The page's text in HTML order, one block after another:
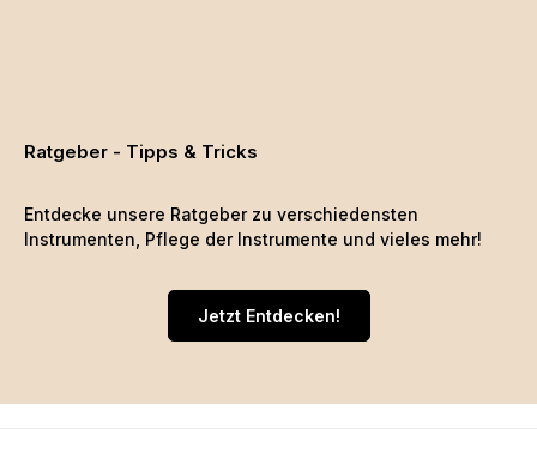
Ratgeber - Tipps & Tricks
Entdecke unsere Ratgeber zu verschiedensten
Instrumenten, Pflege der Instrumente und vieles mehr!
Jetzt Entdecken!